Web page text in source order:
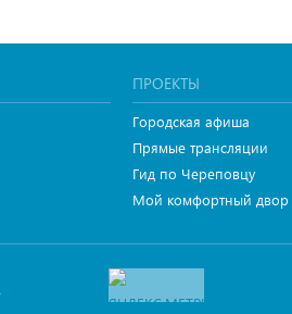
ПРОЕКТЫ
Городская афиша
Прямые трансляции
Гид по Череповцу
Мой комфортный двор